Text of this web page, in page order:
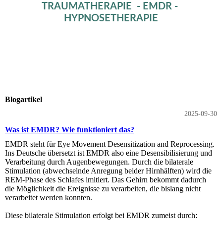
TRAUMATHERAPIE - EMDR -
HYPNOSETHERAPIE
Blogartikel
2025-09-30
Was ist EMDR? Wie funktioniert das?
EMDR steht für Eye Movement Desensitization and Reprocessing.
Ins Deutsche übersetzt ist EMDR also eine Desensibilisierung und
Verarbeitung durch Augenbewegungen. Durch die bilaterale
Stimulation (abwechselnde Anregung beider Hirnhälften) wird die
REM-Phase des Schlafes imitiert. Das Gehirn bekommt dadurch
die Möglichkeit die Ereignisse zu verarbeiten, die bislang nicht
verarbeitet werden konnten.
Diese bilaterale Stimulation erfolgt bei EMDR zumeist durch: